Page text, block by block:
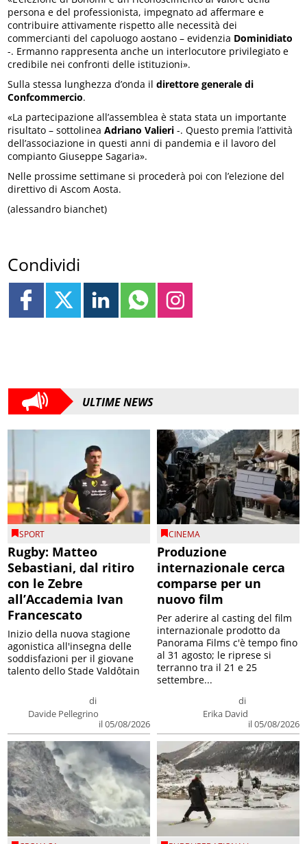
persona e del professionista, impegnato ad affermare e
contribuire attivamente rispetto alle necessità dei
commercianti del capoluogo aostano – evidenzia Dominidiato
-. Ermanno rappresenta anche un interlocutore privilegiato e
credibile nei confronti delle istituzioni».
Sulla stessa lunghezza d’onda ildirettore generale di
Confcommercio.
«La partecipazione all’assemblea è stata stata un importante
risultato – sottolineaAdriano Valieri -. Questo premia l’attività
dell’associazione in questi anni di pandemia e il lavoro del
compianto Giuseppe Sagaria».
Nelle prossime settimane si procederà poi con l’elezione del
direttivo di Ascom Aosta.
(alessandro bianchet)
Condividi
ULTIME NEWS
SPORT
Rugby: Matteo
Sebastiani, dal ritiro
con le Zebre
all’Accademia Ivan
Francescato
di
Davide Pellegrino
il 05/08/2026
Inizio della nuova stagione
agonistica all'insegna delle
soddisfazioni per il giovane
talento dello Stade Valdôtain
CINEMA
Produzione
internazionale cerca
comparse per un
nuovo film
di
Erika David
il 05/08/2026
Per aderire al casting del film
internazionale prodotto da
Panorama Films c'è tempo fino
al 31 agosto; le riprese si
terranno tra il 21 e 25
settembre...